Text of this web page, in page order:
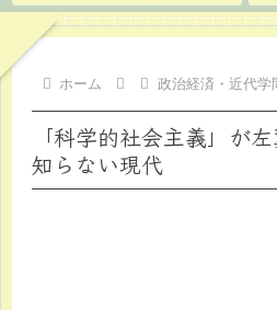
ホーム 政治経済・近代学
「科学的社会主義」が
知らない現代